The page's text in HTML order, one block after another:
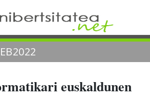
euskaldunen